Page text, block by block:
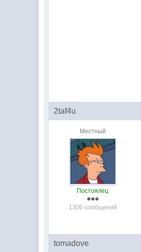
2taf4u
Местный
Постоялец
1306 сообщений
tomadove